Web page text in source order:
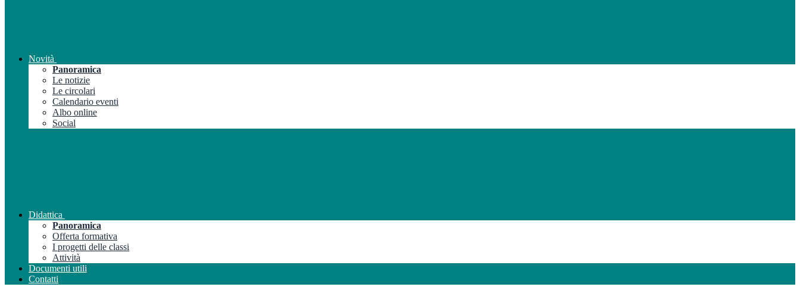
Novità
Panoramica
Le notizie
Le circolari
Calendario eventi
Albo online
Social
Didattica
Panoramica
Offerta formativa
I progetti delle classi
Attività
Documenti utili
Contatti